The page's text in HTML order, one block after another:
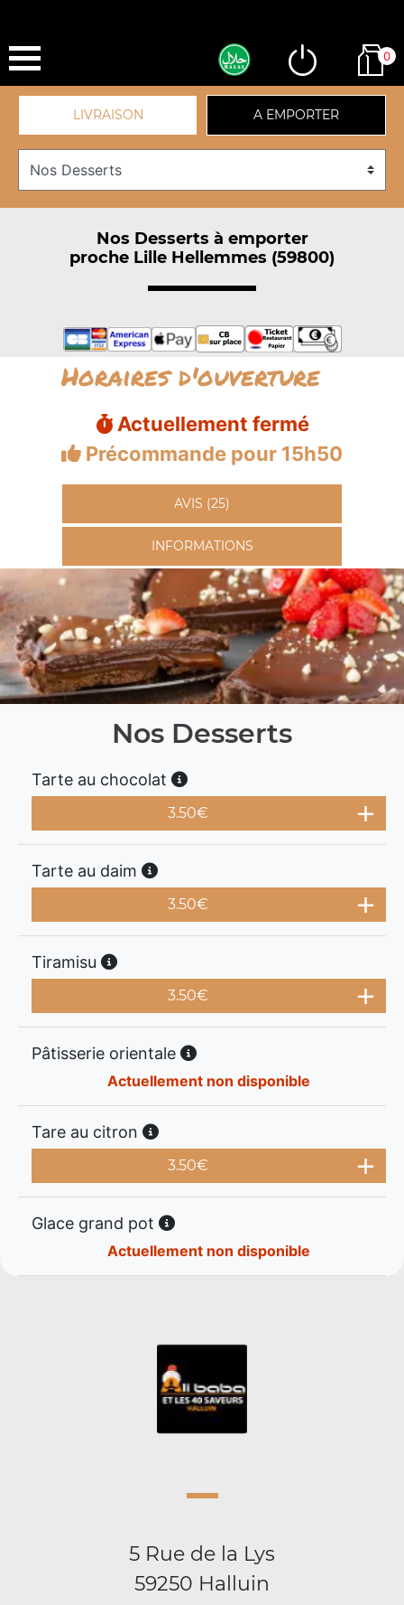
0
LIVRAISON A EMPORTER
Nos Desserts à emporter
proche Lille Hellemmes (59800)
Horaires d'ouverture
Actuellement fermé
Précommande pour 15h50
AVIS (25)
INFORMATIONS
Nos Desserts
Tarte au chocolat
3.50€
Tarte au daim
3.50€
Tiramisu
3.50€
Pâtisserie orientale
Actuellement non disponible
Tare au citron
3.50€
Glace grand pot
Actuellement non disponible
5 Rue de la Lys
59250 Halluin